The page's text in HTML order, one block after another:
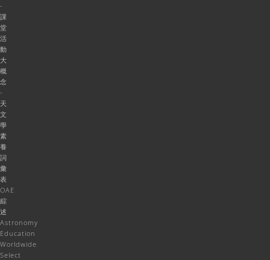
-
課
堂
活
動
大
概
念
-
天
文
學
素
養
詞
彙
表
OAE
綜
述
Astronomy
Education
Worldwide
Select